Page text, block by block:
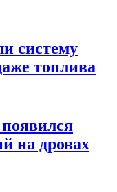
систему
топлива
на дровах